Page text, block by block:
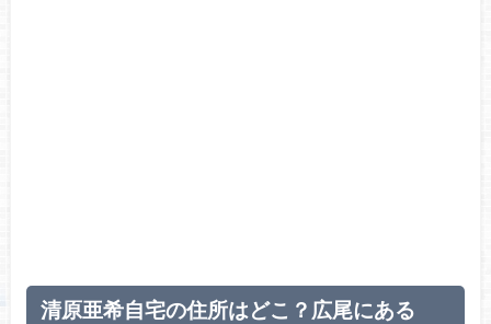
清原亜希自宅の住所はどこ？広尾にある